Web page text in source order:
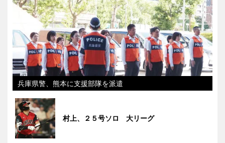
兵庫県警、熊本に支援部隊を派遣
村上、２５号ソロ 大リーグ